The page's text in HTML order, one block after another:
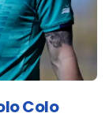
Colo